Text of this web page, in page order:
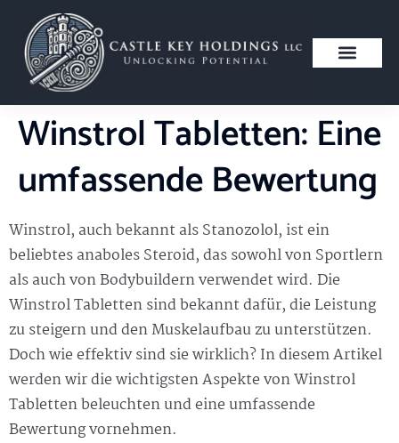
Winstrol Tabletten: Eine
umfassende Bewertung
Winstrol, auch bekannt als Stanozolol, ist ein
beliebtes anaboles Steroid, das sowohl von Sportlern
als auch von Bodybuildern verwendet wird. Die
Winstrol Tabletten sind bekannt dafür, die Leistung
zu steigern und den Muskelaufbau zu unterstützen.
Doch wie effektiv sind sie wirklich? In diesem Artikel
werden wir die wichtigsten Aspekte von Winstrol
Tabletten beleuchten und eine umfassende
Bewertung vornehmen.